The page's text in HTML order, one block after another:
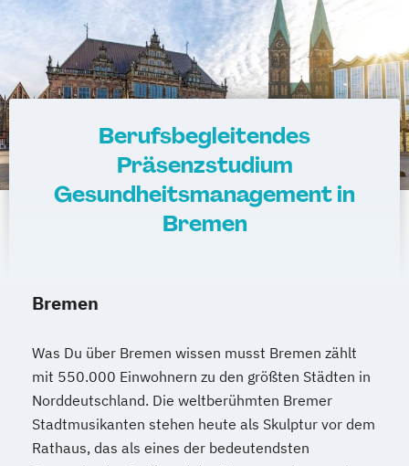
Berufsbegleitendes
Präsenzstudium
Gesundheitsmanagement in
Bremen
Bremen
Was Du über Bremen wissen musst Bremen zählt
mit 550.000 Einwohnern zu den größten Städten in
Norddeutschland. Die weltberühmten Bremer
Stadtmusikanten stehen heute als Skulptur vor dem
Rathaus, das als eines der bedeutendsten